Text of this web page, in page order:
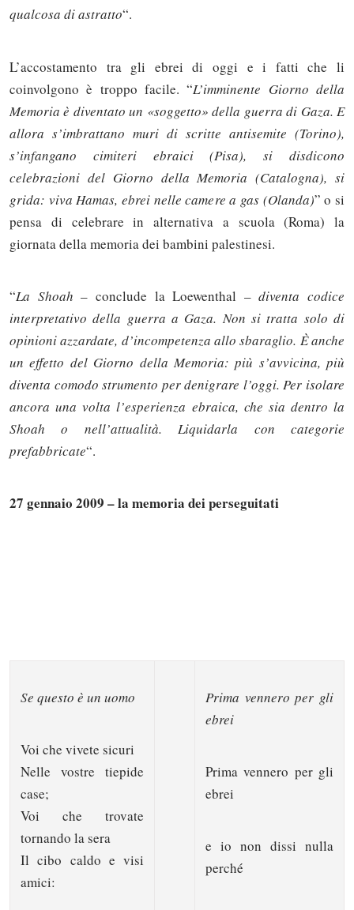
qualcosa di astratto“.
L’accostamento tra gli ebrei di oggi e i fatti che li
coinvolgono è troppo facile. “L’imminente Giorno della
Memoria è diventato un «soggetto» della guerra di Gaza. E
allora s’imbrattano muri di scritte antisemite (Torino),
s’infangano cimiteri ebraici (Pisa), si disdicono
celebrazioni del Giorno della Memoria (Catalogna), si
grida: viva Hamas, ebrei nelle camere a gas (Olanda)” o si
pensa di celebrare in alternativa a scuola (Roma) la
giornata della memoria dei bambini palestinesi.
“La Shoah – conclude la Loewenthal –diventa codice
interpretativo della guerra a Gaza. Non si tratta solo di
opinioni azzardate, d’incompetenza allo sbaraglio. È anche
un effetto del Giorno della Memoria: più s’avvicina, più
diventa comodo strumento per denigrare l’oggi. Per isolare
ancora una volta l’esperienza ebraica, che sia dentro la
Shoah o nell’attualità. Liquidarla con categorie
prefabbricate“.
27 gennaio 2009 – la memoria dei perseguitati
Se questo è un uomo
Voi che vivete sicuri
Nelle vostre tiepide
case;
Voi che trovate
tornando la sera
Il cibo caldo e visi
amici:
Prima vennero per gli
ebrei
Prima vennero per gli
ebrei
e io non dissi nulla
perché